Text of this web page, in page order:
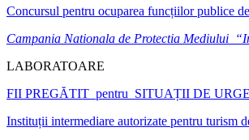
Concursul pentru ocuparea funcțiilor publice
Campania Nationala de Protectia Mediului
LABORATOARE
FII PREGĂTIT pentru SITUAȚII DE
Instituții intermediare autorizate pentru turism